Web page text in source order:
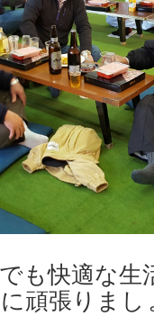
も快適な
頑張りまし